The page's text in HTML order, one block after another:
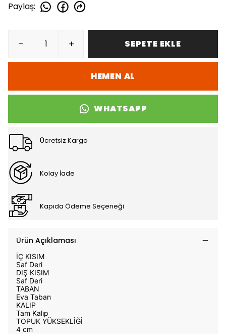
Paylaş:
SEPETE EKLE
HEMEN AL
WHATSAPP
Ücretsiz Kargo
Kolay İade
Kapıda Ödeme Seçeneği
Ürün Açıklaması
İÇ KISIM
Saf Deri
DIŞ KISIM
Saf Deri
TABAN
Eva Taban
KALIP
Tam Kalıp
TOPUK YÜKSEKLİĞİ
4 cm